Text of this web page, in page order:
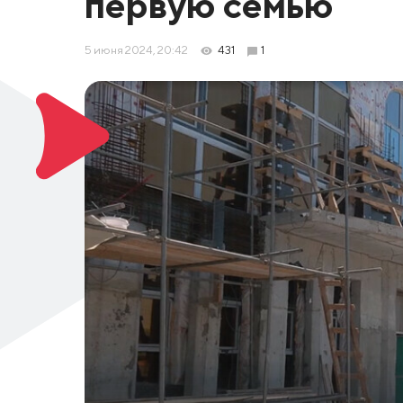
5 июня 2024, 20:42 431 1